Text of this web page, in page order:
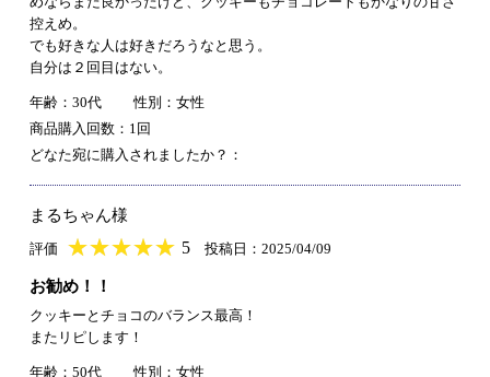
控えめ。
でも好きな人は好きだろうなと思う。
自分は２回目はない。
年齢：30代
性別：女性
商品購入回数：1回
どなた宛に購入されましたか？：
まるちゃん様
評価 ★★★★★
★★★★★ 5 投稿日：2025/04/09
お勧め！！
クッキーとチョコのバランス最高！
またリピします！
年齢：50代
性別：女性